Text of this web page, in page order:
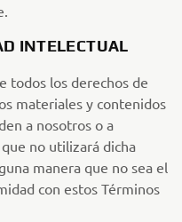
INTELECTUAL
todos los derechos de
materiales y contenidos
a nosotros o a
no utilizará dicha
manera que no sea el
con estos Términos